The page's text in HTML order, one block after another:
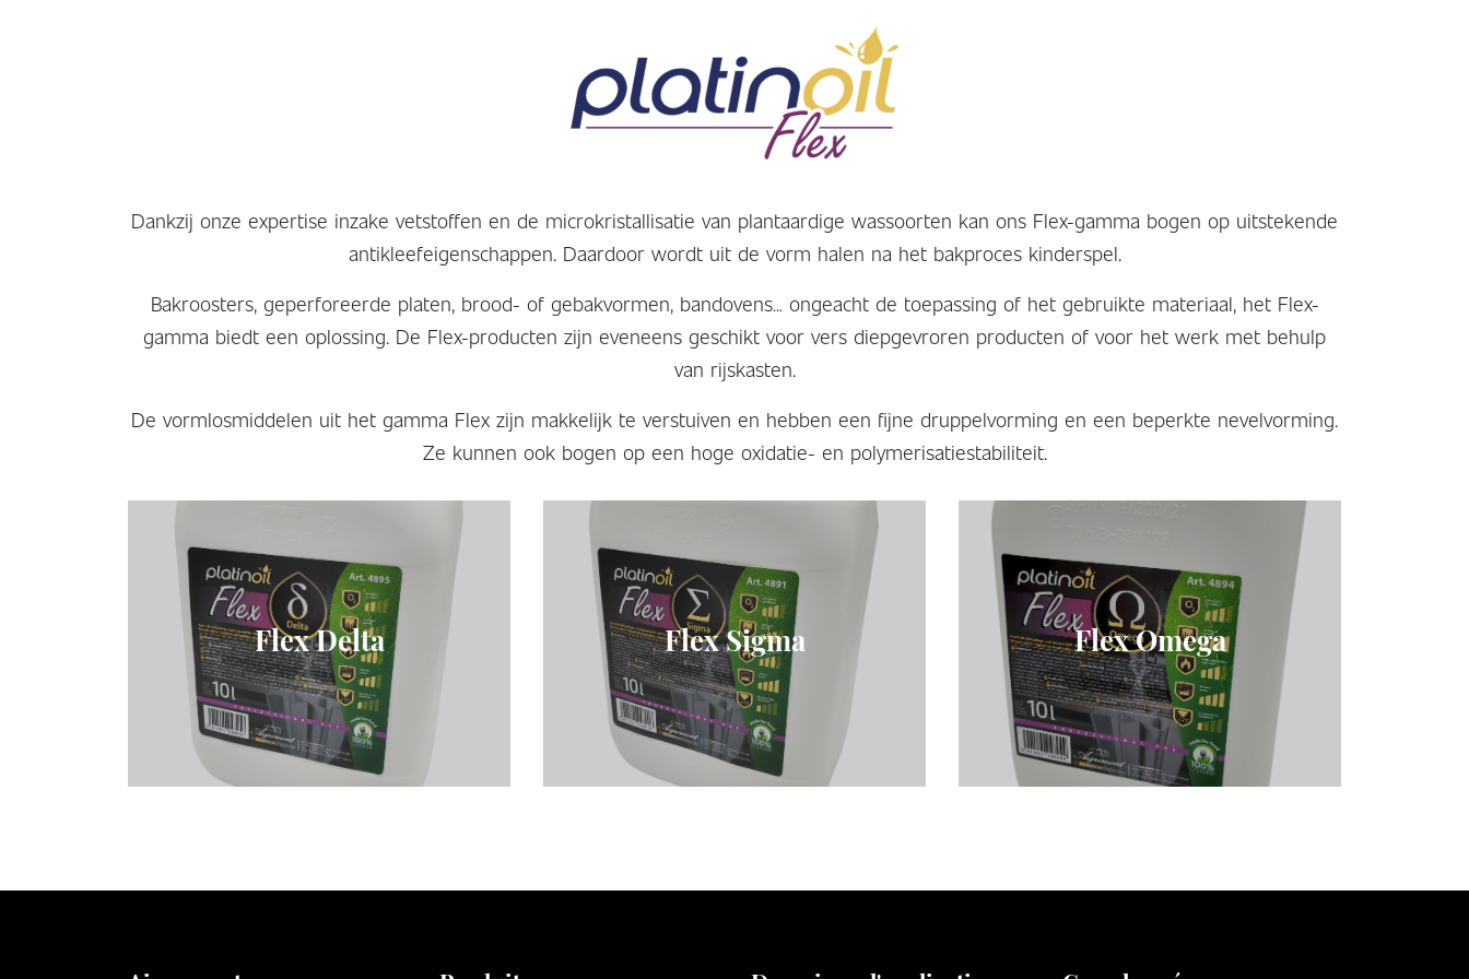
Dankzij onze expertise inzake vetstoffen en de microkristallisatie van plantaardige wassoorten kan ons Flex-gamma bogen op uitstekende
antikleefeigenschappen. Daardoor wordt uit de vorm halen na het bakproces kinderspel.
Bakroosters, geperforeerde platen, brood- of gebakvormen, bandovens… ongeacht de toepassing of het gebruikte materiaal, het Flex-
gamma biedt een oplossing. De Flex-producten zijn eveneens geschikt voor vers diepgevroren producten of voor het werk met behulp
van rijskasten.
De vormlosmiddelen uit het gamma Flex zijn makkelijk te verstuiven en hebben een fijne druppelvorming en een beperkte nevelvorming.
Ze kunnen ook bogen op een hoge oxidatie- en polymerisatiestabiliteit.
Flex Delta Flex Sigma Flex Omega